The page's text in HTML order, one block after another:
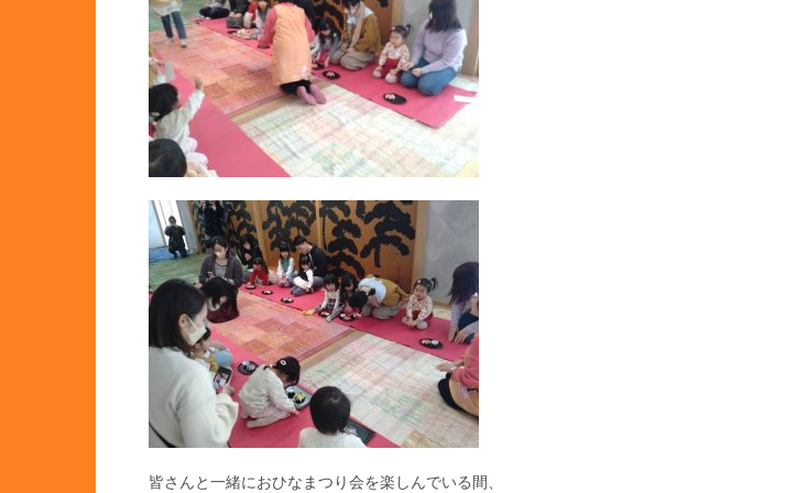
皆さんと一緒におひなまつり会を楽しんでいる間、